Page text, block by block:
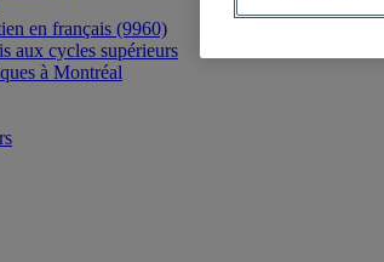
en français (9960)
aux cycles supérieurs
à Montréal